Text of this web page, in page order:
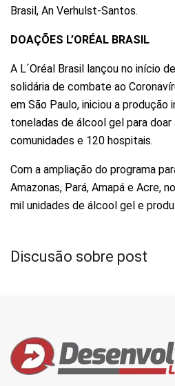
Brasil, An Verhulst-Santos.
DOAÇÕES L’ORÉAL BRASIL
A L´Oréal Brasil lançou no início
solidária de combate ao
em São Paulo, iniciou a produção
toneladas de álcool gel para doar
comunidades e 120 hospitais.
Com a ampliação do programa
Amazonas, Pará, Amapá e Acre,
mil unidades de álcool gel e
Discusão sobre post